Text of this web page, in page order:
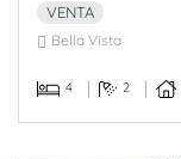
VENTA
Bella Vista
4 2